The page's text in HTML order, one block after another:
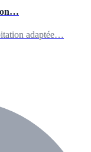
adaptée…